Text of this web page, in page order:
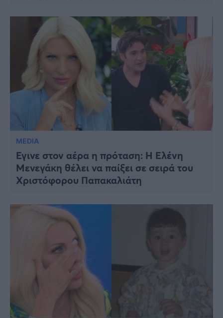
MEDIA
Έγινε στον αέρα η πρόταση: Η Ελένη
Μενεγάκη θέλει να παίξει σε σειρά του
Χριστόφορου Παπακαλιάτη